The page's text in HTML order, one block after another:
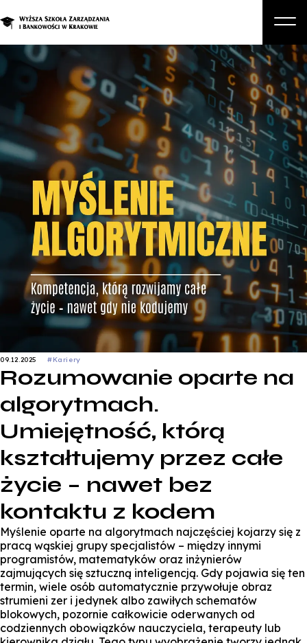
O nas
Studia
Studia podyplomowe i kursy
Kandydat
Student
Biznes
Zapisz się na studia
09.12.2025 #Kariery
Rozumowanie oparte na
algorytmach.
Umiejętność, którą
kształtujemy przez całe
życie – nawet bez
kontaktu z kodem
Myślenie oparte na algorytmach najczęściej kojarzy się z
pracą wąskiej grupy specjalistów – między innymi
programistów, matematyków oraz inżynierów
zajmujących się sztuczną inteligencją. Gdy pojawia się ten
termin, wiele osób automatycznie przywołuje obraz
strumieni zer i jedynek albo zawiłych schematów
blokowych, pozornie całkowicie oderwanych od
codziennych obowiązków nauczyciela, terapeuty lub